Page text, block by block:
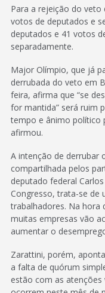
Para a rejeição do veto
votos de deputados e
deputados e 41 votos
separadamente.
Major Olímpio, que já
derrubada do veto em
feira, afirma que “se
for mantida” será ruim
tempo e ânimo político
afirmou.
A intenção de derrubar
compartilhada pelos
deputado federal
Congresso, trata-se de
trabalhadores. Na hora
muitas empresas vão
aumentar o
Zarattini, porém,
a falta de quórum
estão com as atenções